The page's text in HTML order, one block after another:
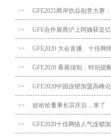
>> GFE2021两岸饮品创意大赛
>> GFE合作展商沪上阿姨获近
>> GFE2020 大会直播、十佳网
>> GFE2020 看展须知，特别提
>> GFE2020中国连锁加盟高峰
>> 娃哈哈董事长宗庆后，来了
>> GFE2020十佳网络人气连锁